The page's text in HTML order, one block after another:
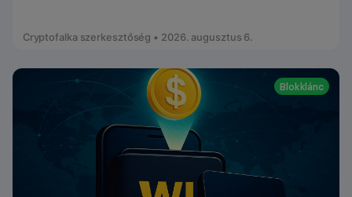
Cryptofalka szerkesztőség • 2026. augusztus 6.
Blokklánc